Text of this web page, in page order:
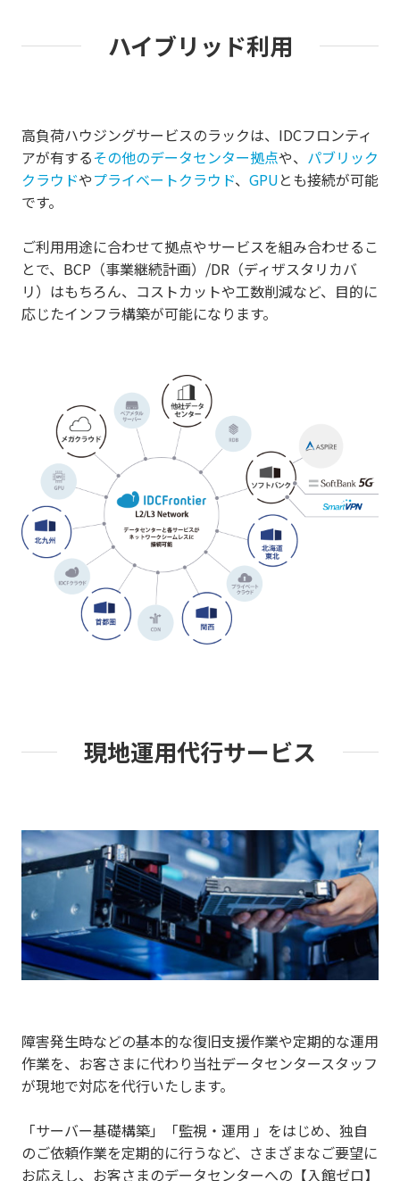
ハイブリッド利用
高負荷ハウジングサービスのラックは、IDCフロンティ
アが有するその他のデータセンター拠点や、 パブリック
クラウドやプライベートクラウド、 GPUとも接続が可能
です。
ご利用用途に合わせて拠点やサービスを組み合わせるこ
とで、BCP（事業継続計画）/DR（ディザスタリカバ
リ）はもちろん、コストカットや工数削減など、目的に
応じたインフラ構築が可能になります。
現地運用代行サービス
障害発生時などの基本的な復旧支援作業や定期的な運用
作業を、お客さまに代わり当社データセンタースタッフ
が現地で対応を代行いたします。
「サーバー基礎構築」「監視・運用 」をはじめ、独自
のご依頼作業を定期的に行うなど、さまざまなご要望に
お応えし、お客さまのデータセンターへの【入館ゼロ】